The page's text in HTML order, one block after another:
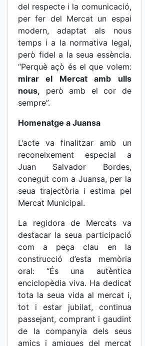
del respecte i la comunicació,
per fer del Mercat un espai
modern, adaptat als nous
temps i a la normativa legal,
però fidel a la seua essència.
“Perquè açò és el que volem:
mirar el Mercat amb ulls
nous, però amb el cor de
sempre”.
Homenatge a Juansa
L’acte va finalitzar amb un
reconeixement especial a
Juan Salvador Bordes,
conegut com a Juansa, per la
seua trajectòria i estima pel
Mercat Municipal.
La regidora de Mercats va
destacar la seua participació
com a peça clau en la
construcció d’esta memòria
oral: “És una autèntica
enciclopèdia viva. Ha dedicat
tota la seua vida al mercat i,
tot i estar jubilat, continua
passejant, comprant i gaudint
de la companyia dels seus
amics i amigues del mercat